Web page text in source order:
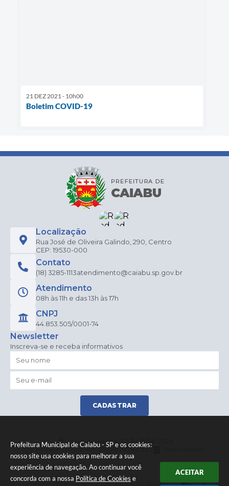
Prefeitura Municipal de Caiabu - SP e os cookies:
nosso site usa cookies para melhorar a sua
experiência de navegação. Ao continuar você
concorda com a nossa Política de Cookies e
ACEITAR
21 DEZ 2021 - 10h00
Boletim COVID-19
Localização
Rua José de Oliveira Galindo, 290, Centro
CEP: 19530-000
Contato
(18) 3285-1113atendimento@caiabu.sp.gov.br
Atendimento
08h às 11h e das 13h às 17h
CNPJ
44.853.505/0001-74
Newsletter
Inscreva-se e receba informativos
CADASTRAR
Versão do Sistema:
3.5.3 - 19/06/2026
Portal atualizado em:07/08/2026 09:27
© Copyright Instar - 2006-2026. Todos os direitos